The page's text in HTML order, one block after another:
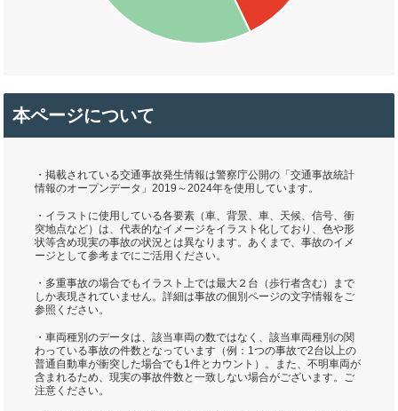
本ページについて
・掲載されている交通事故発生情報は警察庁公開の「交通事故統計
情報のオープンデータ」2019～2024年を使用しています。
・イラストに使用している各要素（車、背景、車、天候、信号、衝
突地点など）は、代表的なイメージをイラスト化しており、色や形
状等含め現実の事故の状況とは異なります。あくまで、事故のイメ
ージとして参考までにご活用ください。
・多重事故の場合でもイラスト上では最大２台（歩行者含む）まで
しか表現されていません。詳細は事故の個別ページの文字情報をご
参照ください。
・車両種別のデータは、該当車両の数ではなく、該当車両種別の関
わっている事故の件数となっています（例：1つの事故で2台以上の
普通自動車が衝突した場合でも1件とカウント）。また、不明車両が
含まれるため、現実の事故件数と一致しない場合がございます。ご
注意ください。